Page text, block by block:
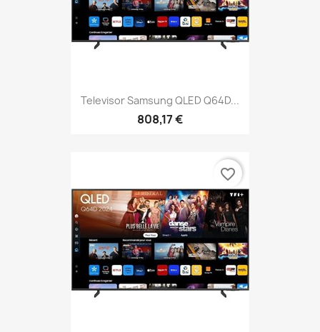
Televisor Samsung QLED Q64D...
808,17 €
favorite_border